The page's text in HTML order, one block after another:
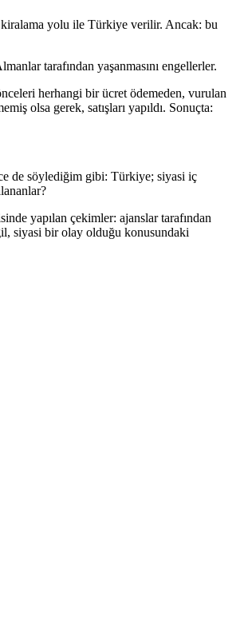
yolu ile Türkiye verilir. Ancak: bu
tarafından yaşanmasını engellerler.
herhangi bir ücret ödemeden, vurulan
olsa gerek, satışları yapıldı. Sonuçta:
de söylediğim gibi: Türkiye; siyasi iç
yapılan çekimler: ajanslar tarafından
siyasi bir olay olduğu konusundaki